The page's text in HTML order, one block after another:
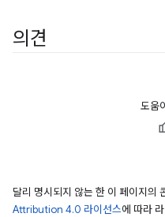
의견
도움
달리 명시되지 않는 한 이 페이지의
Attribution 4.0 라이선스에 따라